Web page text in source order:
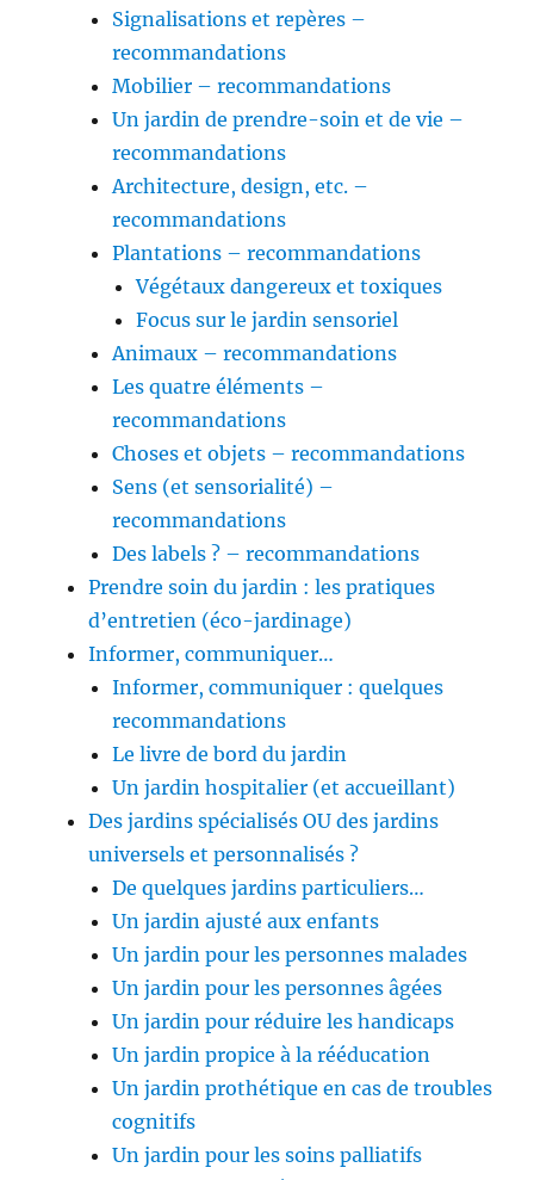
Signalisations et repères –
recommandations
Mobilier – recommandations
Un jardin de prendre-soin et de vie –
recommandations
Architecture, design, etc. –
recommandations
Plantations – recommandations
Végétaux dangereux et toxiques
Focus sur le jardin sensoriel
Animaux – recommandations
Les quatre éléments –
recommandations
Choses et objets – recommandations
Sens (et sensorialité) –
recommandations
Des labels ? – recommandations
Prendre soin du jardin : les pratiques
d’entretien (éco-jardinage)
Informer, communiquer…
Informer, communiquer : quelques
recommandations
Le livre de bord du jardin
Un jardin hospitalier (et accueillant)
Des jardins spécialisés OU des jardins
universels et personnalisés ?
De quelques jardins particuliers…
Un jardin ajusté aux enfants
Un jardin pour les personnes malades
Un jardin pour les personnes âgées
Un jardin pour réduire les handicaps
Un jardin propice à la rééducation
Un jardin prothétique en cas de troubles
cognitifs
Un jardin pour les soins palliatifs